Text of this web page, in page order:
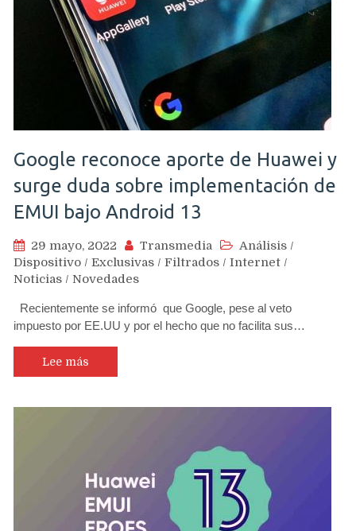
Google reconoce aporte de Huawei y
surge duda sobre implementación de
EMUI bajo Android 13
29 mayo, 2022 Transmedia Análisis /
Dispositivo / Exclusivas / Filtrados / Internet /
Noticias / Novedades
Recientemente se informó que Google, pese al veto
impuesto por EE.UU y por el hecho que no facilita sus…
Lee más